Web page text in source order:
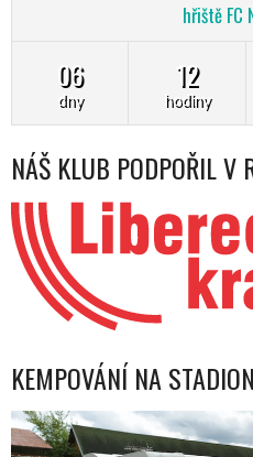
hřiště FC
06
dny
12
hodiny
NÁŠ KLUB PODPOŘIL V
KEMPOVÁNÍ NA